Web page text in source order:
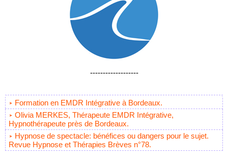
-------------------
Formation en EMDR Intégrative à Bordeaux.
Olivia MERKES, Thérapeute EMDR Intégrative,
Hypnothérapeute près de Bordeaux.
Hypnose de spectacle: bénéfices ou dangers pour le sujet.
Revue Hypnose et Thérapies Brèves n°78.